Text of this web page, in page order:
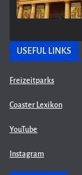
USEFUL LINKS
Freizeitparks
Coaster Lexikon
YouTube
Instagram